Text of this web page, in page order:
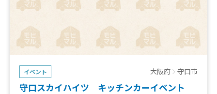
イベント 大阪府 守口市
守口スカイハイツ キッチンカーイベント